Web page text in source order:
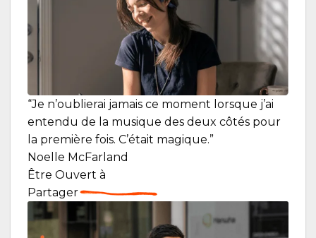
“Je n’oublierai jamais ce moment lorsque j’ai
entendu de la musique des deux côtés pour
la première fois. C’était magique.”
Noelle McFarland
Être Ouvert à
Partager